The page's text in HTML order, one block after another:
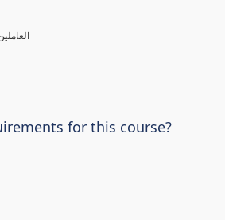
(4)
for this course?